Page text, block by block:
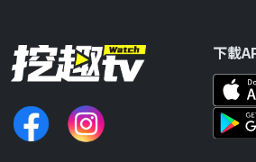
下載